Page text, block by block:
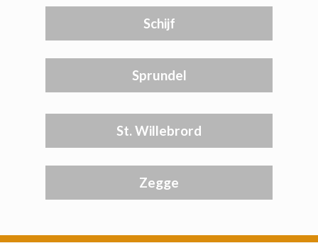
Schijf
Sprundel
St. Willebrord
Zegge